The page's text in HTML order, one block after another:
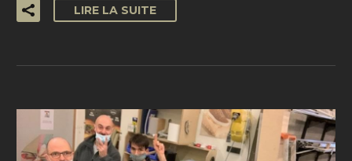
LIRE LA SUITE